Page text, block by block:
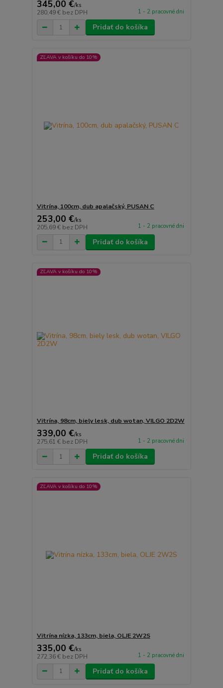
345,00 €/ks
280,49 € bez DPH 1 - 2 pracovné dni
Pridať do košíka
ZĽAVA v košíku do 10%
Vitrína, 100cm, dub apalačský, PUSAN C
253,00 €/ks
205,69 € bez DPH 1 - 2 pracovné dni
Pridať do košíka
ZĽAVA v košíku do 10%
Vitrína, 98cm, biely lesk, dub wotan, VILGO 2D2W
339,00 €/ks
275,61 € bez DPH 1 - 2 pracovné dni
Pridať do košíka
ZĽAVA v košíku do 10%
Vitrína nízka, 133cm, biela, OLJE 2W2S
335,00 €/ks
272,36 € bez DPH 1 - 2 pracovné dni
Pridať do košíka